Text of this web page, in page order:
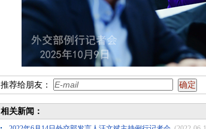
推荐给朋友：
相关新闻：